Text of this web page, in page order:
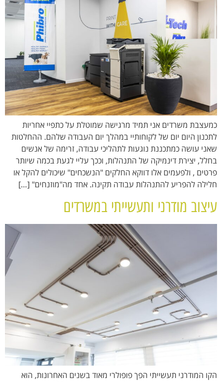
כמעצבת משרדים אני תמיד מרגישה שמוטלת על כתפיי אחריות
לתכנון היום יום של לקוחותיי במהלך יום העבודה שלהם. ההחלטות
שאני עושה כמתכננת נוגעות לתהליכי עבודה, זרימה של אנשים
בחלל, יצירת דינמיקה של התנהלות, וככך עליי לגעת בכמה שיותר
פרטים , ולפעמים אלו דווקא החלקים "הנשכחים" שיכולים להקל או
חלילה להפריע להתנהלות עבודה תקינה. אחד מה"מוזנחים" […]
עיצוב מודרני ותעשייתי במשרדים
הקו המודרני תעשייתי הפך פופולרי מאוד בשנים האחרונות, הוא